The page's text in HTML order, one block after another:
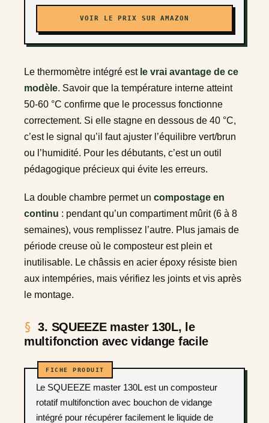
VOIR LE PRIX SUR AMAZON
Le thermomètre intégré est le vrai avantage de ce
modèle. Savoir que la température interne atteint
50-60 °C confirme que le processus fonctionne
correctement. Si elle stagne en dessous de 40 °C,
c’est le signal qu’il faut ajuster l’équilibre vert/brun
ou l’humidité. Pour les débutants, c’est un outil
pédagogique précieux qui évite les erreurs.
La double chambre permet un compostage en
continu : pendant qu’un compartiment mûrit (6 à 8
semaines), vous remplissez l’autre. Plus jamais de
période creuse où le composteur est plein et
inutilisable. Le châssis en acier époxy résiste bien
aux intempéries, mais vérifiez les joints et vis après
le montage.
3. SQUEEZE master 130L, le
multifonction avec vidange facile
Le SQUEEZE master 130L est un composteur
rotatif multifonction avec bouchon de vidange
intégré pour récupérer facilement le liquide de